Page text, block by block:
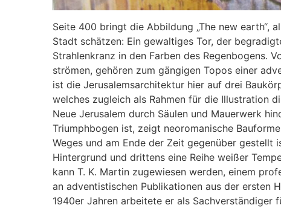
Seite 400 bringt die Abbildung „The new earth“,
Stadt schätzen: Ein gewaltiges Tor, der
Strahlenkranz in den Farben des Regenbogens.
strömen, gehören zum gängigen Topos einer
ist die Jerusalemsarchitektur hier auf drei
welches zugleich als Rahmen für die Illustration
Neue Jerusalem durch Säulen und Mauerwerk
Triumphbogen ist, zeigt neoromanische
Weges und am Ende der Zeit gegenüber
Hintergrund und drittens eine Reihe weißer
kann T. K. Martin zugewiesen werden, einem
an adventistischen Publikationen aus der ersten
1940er Jahren arbeitete er als Sachverständiger